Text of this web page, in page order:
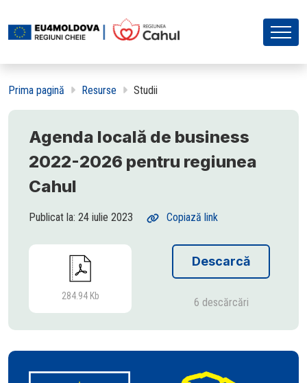
Prima pagină Resurse Studii
284.94 Kb
Agenda locală de business
2022-2026 pentru regiunea
Cahul
Publicat la: 24 iulie 2023 Copiază link
Descarcă
6 descărcări